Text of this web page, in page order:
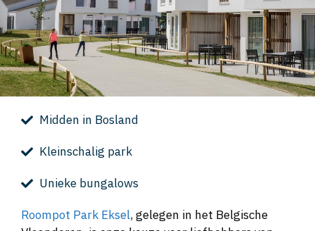
Midden in Bosland
Kleinschalig park
Unieke bungalows
Roompot Park Eksel, gelegen in het Belgische